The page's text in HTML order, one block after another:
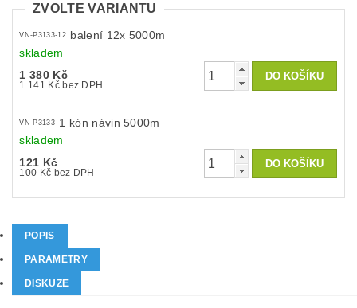
ZVOLTE VARIANTU
VN-P3133-12
balení 12x 5000m
skladem
1 380 Kč
1 141 Kč bez DPH
VN-P3133
1 kón návin 5000m
skladem
121 Kč
100 Kč bez DPH
POPIS
PARAMETRY
DISKUZE